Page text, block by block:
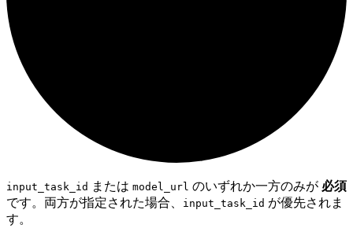
input_task_id または model_url のいずれか一方のみが 必須
です。両方が指定された場合、
input_task_id が優先されま
す。